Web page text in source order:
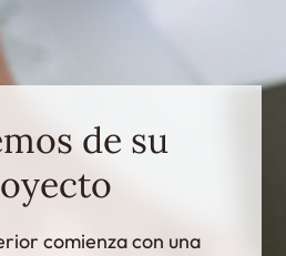
de su
comienza con una